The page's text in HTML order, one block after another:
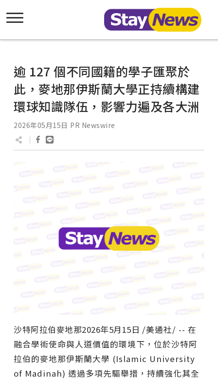
逾 127 個不同國籍的學子匯聚於
此，麥地那伊斯蘭大學正持續構建
環球知識隊伍，影響力遍及各大洲
2026年05月15日 PR Newswire
沙特阿拉伯麥地那2026年5月15日 /美通社/ -- 在
融合學術使命與人道價值的環境下，位於沙特阿
拉伯的麥地那伊斯蘭大學 (Islamic University
of Madinah) 透過多項先驅舉措，持續強化其全